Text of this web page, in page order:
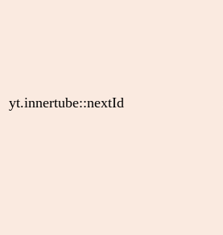
yt.innertube::nextId